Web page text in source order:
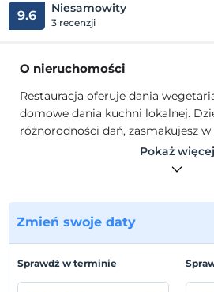
9.6 Niesamowity
3 recenzji
O nieruchomości
Restauracja oferuje dania
domowe dania kuchni lokalnej.
różnorodności dań, zasmakujesz
podniebieniach. W hotelu Maviay
własnym basenie i opalać się na
rezydencji. Możesz porozmawiać
rezydencji i wypocząć po obiedzie.
domowe dania kuchni lokalnej.
różnorodności dań, zasmakujesz
Pokaż więcej
Zmień swoje daty
Sprawdź w terminie